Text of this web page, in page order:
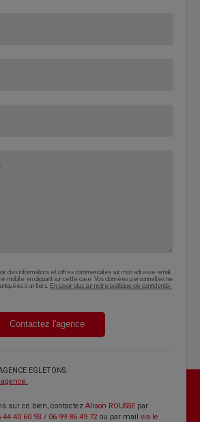
des infor­ma­tions et offres com­mer­ciales sur mon adresse email
mobile en cli­quant sur cette case. Vos don­nées per­son­nelles ne
à un tiers. En savoir plus sur notre poli­tique de confi­den­tia­
Contactez l'agence
EGLETONS.
sur ce bien, contactez Alison ROUSSE par
44 40 60 93 / 06 99 86 49 72 ou par mail via le